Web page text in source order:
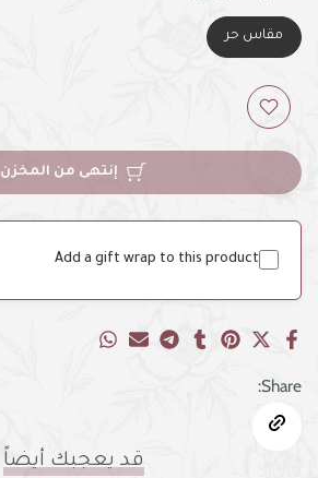
مقاس حر
إنتهى من المخزن
Add a gift wrap to this product
Share:
قد يعجبك أيضاً